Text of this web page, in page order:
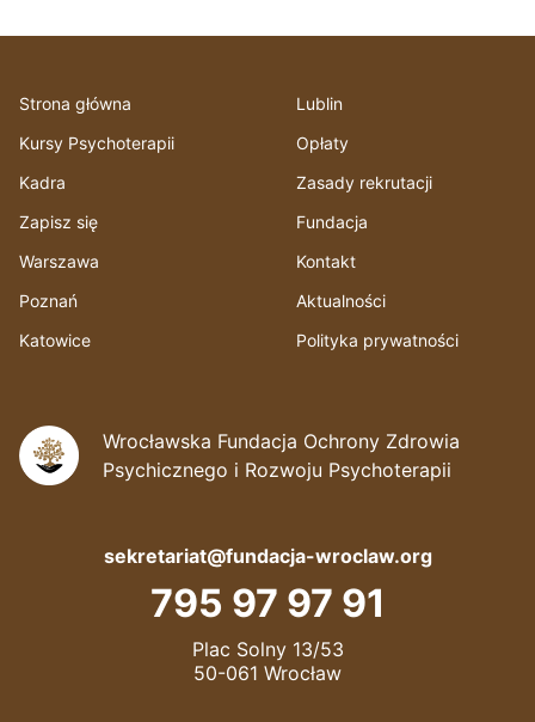
Strona główna
Kursy Psychoterapii
Kadra
Zapisz się
Warszawa
Poznań
Katowice
Lublin
Opłaty
Zasady rekrutacji
Fundacja
Kontakt
Aktualności
Polityka prywatności
Wrocławska Fundacja Ochrony Zdrowia
Psychicznego i Rozwoju Psychoterapii
sekretariat@fundacja-wroclaw.org
795 97 97 91
Plac Solny 13/53
50-061 Wrocław